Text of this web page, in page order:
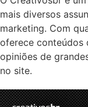
mais diversos
marketing. Com
oferece conteúdos
opiniões de
no site.